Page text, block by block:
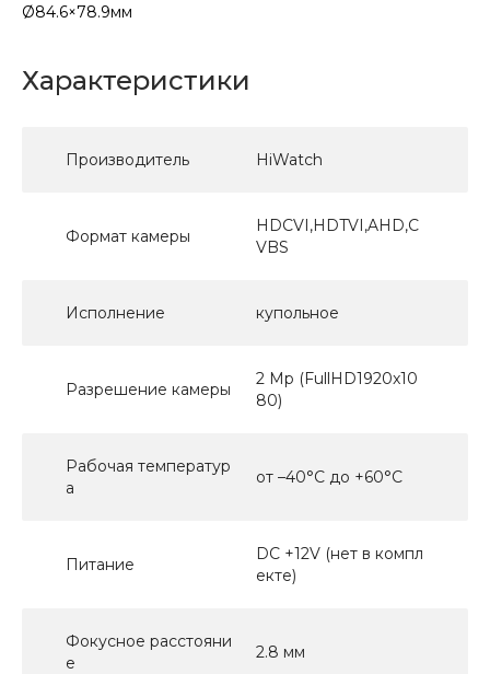
Ø84.6×78.9мм
Характеристики
Производитель HiWatch
Формат камеры
HDCVI,HDTVI,AHD,C
VBS
Исполнение купольное
Разрешение камеры
2 Mp (FullHD1920x10
80)
Рабочая температур
а
от –40°C до +60°C
Питание
DC +12V (нет в компл
екте)
Фокусное расстояни
е
2.8 мм